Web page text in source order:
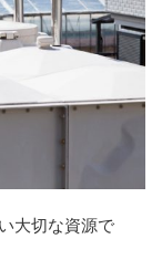
大切な資源で